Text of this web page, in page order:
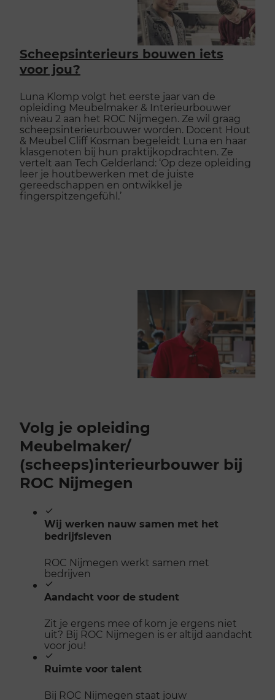
Scheepsinterieurs bouwen iets
voor jou?
Luna Klomp volgt het eerste jaar van de
opleiding Meubelmaker & Interieurbouwer
niveau 2 aan het ROC Nijmegen. Ze wil graag
scheepsinterieurbouwer worden. Docent Hout
& Meubel Cliff Kosman begeleidt Luna en haar
klasgenoten bij hun praktijkopdrachten. Ze
vertelt aan Tech Gelderland: ‘Op deze opleiding
leer je houtbewerken met de juiste
gereedschappen en ontwikkel je
fingerspitzengefühl.’
Volg je opleiding
Meubelmaker/​
(scheeps)interieurbouwer bij
ROC Nijmegen
Wij werken nauw samen met het
bedrijfsleven
ROC Nijmegen werkt samen met
bedrijven
Aandacht voor de student
Zit je ergens mee of kom je ergens niet
uit? Bij ROC Nijmegen is er altijd aandacht
voor jou!
Ruimte voor talent
Bij ROC Nijmegen staat jouw